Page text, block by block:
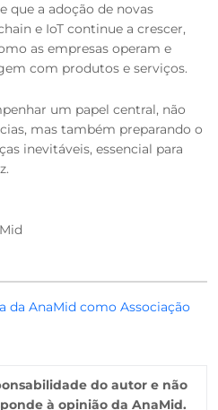
que a adoção de novas
e IoT continue a crescer,
as empresas operam e
com produtos e serviços.
um papel central, não
mas também preparando o
inevitáveis, essencial para
da AnaMid como Associação
do autor e não
à opinião da AnaMid.